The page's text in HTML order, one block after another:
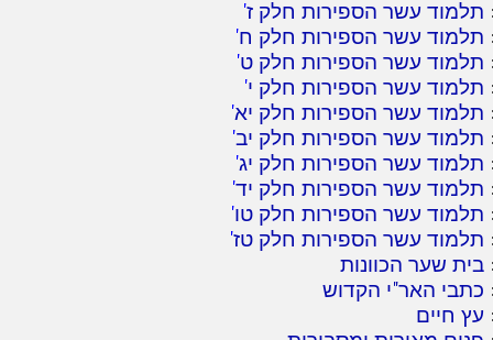
תלמוד עשר הספירות חלק ז'
תלמוד עשר הספירות חלק ח'
תלמוד עשר הספירות חלק ט'
תלמוד עשר הספירות חלק י'
תלמוד עשר הספירות חלק יא'
תלמוד עשר הספירות חלק יב'
תלמוד עשר הספירות חלק יג'
תלמוד עשר הספירות חלק יד'
תלמוד עשר הספירות חלק טו'
תלמוד עשר הספירות חלק טז'
בית שער הכוונות
כתבי האר"י הקדוש
עץ חיים